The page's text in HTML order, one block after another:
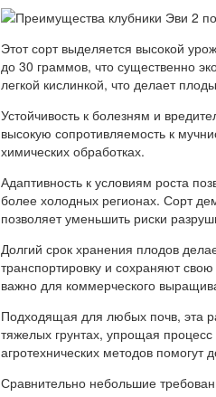
Этот сорт выделяется высокой
до 30 граммов, что существенно
легкой кислинкой, что делает
Устойчивость к болезням и
высокую сопротивляемость к
химических обработках.
Адаптивность к условиям роста
более холодных регионах. Сорт
позволяет уменьшить риски
Долгий срок хранения плодов
транспортировку и сохраняют
важно для коммерческого
Подходящая для любых почв, эта
тяжелых грунтах, упрощая
агротехнических методов
Сравнительно небольшие